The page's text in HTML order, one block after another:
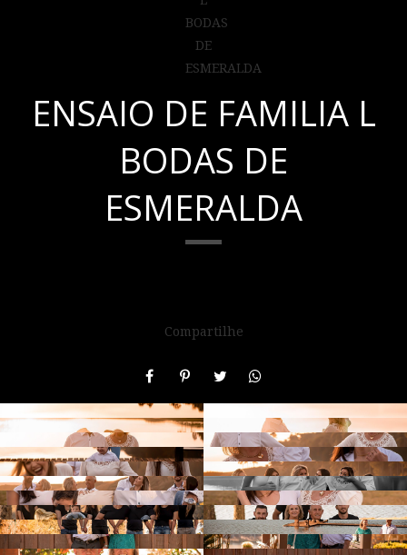
ENSAIO DE FAMILIA L
BODAS DE
ESMERALDA
Compartilhe